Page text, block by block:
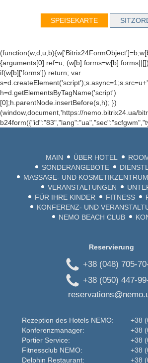
SPEISEKARTE
{arguments[0].ref=u;
if(w[b]['forms']) return; var
h=d.getElementsByTagName('script')
[0];h.parentNode.insertBefore(s,h); })
(window,document,'https://nemo.bitrix24.ua/
MAIN ÜBER HOTEL
SONDERANGEBOTE
MASSAGE- UND KOSMETIKZENTRUM
VERANSTALTUNGEN
FÜR IHRE KINDER
FITNESS
KONFERENZ- UND
NEMO BEACH CLUB
Reservierung
+38 (048) 705-
+38 (050) 447-
Rezeption des Hotels NEMO:
+38
Konferenzmanager:
+38
Portier Service:
+38
Fitnessclub NEMO:
+38
Delphin Restaurant:
+38